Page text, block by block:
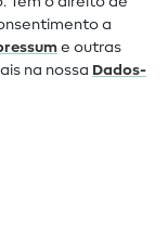
a
e outras
na nossa Dados­